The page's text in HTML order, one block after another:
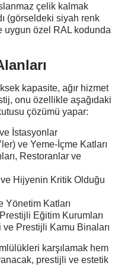
çelik kalmak
(görseldeki siyah renk
uygun özel RAL kodunda
kapasite, ağır hizmet
onu özellikle aşağıdaki
çözümü yapar:
İstasyonlar
ve Yeme-İçme Katları
Restoranlar ve
Hijyenin Kritik Olduğu
Yönetim Katları
Eğitim Kurumları
Prestijli Kamu Binaları
karşılamak hem
prestijli ve estetik